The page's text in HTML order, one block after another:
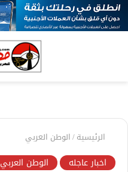
الرئيسية/الوطن العربي
اخبار عاجله الوطن العربي